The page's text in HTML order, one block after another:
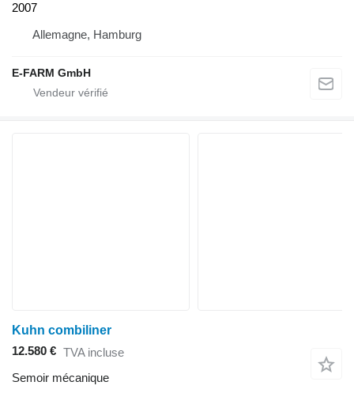
2007
Allemagne, Hamburg
E-FARM GmbH
Kuhn combiliner
12.580 € TVA incluse
Semoir mécanique